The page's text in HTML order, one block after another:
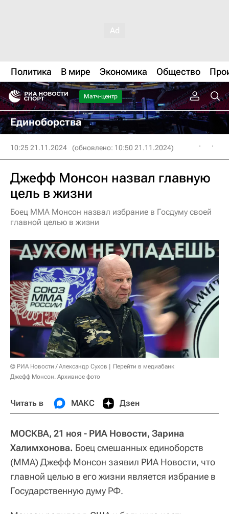
Политика В мире Экономика Общество
Матч-центр
Единоборства
10:25 21.11.2024 (обновлено: 10:50 21.11.2024)
Джефф Монсон назвал главную
цель в жизни
Боец ММА Монсон назвал избрание в Госдуму своей
главной целью в жизни
© РИА Новости / Александр Сухов
Перейти в медиабанк
Джефф Монсон. Архивное фото
Читать в МАКС Дзен
МОСКВА, 21 ноя - РИА Новости, Зарина
Халимхонова. Боец смешанных единоборств
(MMA) Джефф Монсон заявил РИА Новости, что
главной целью в его жизни является избрание в
Государственную думу РФ.